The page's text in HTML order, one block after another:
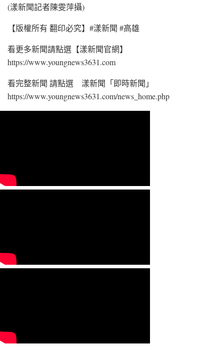
(漾新聞記者陳雯萍攝)
【版權所有 翻印必究】#漾新聞 #高雄
看更多新聞請點選【漾新聞官網】
https://www.youngnews3631.com
看完整新聞 請點選 漾新聞「即時新聞」
https://www.youngnews3631.com/news_home.php